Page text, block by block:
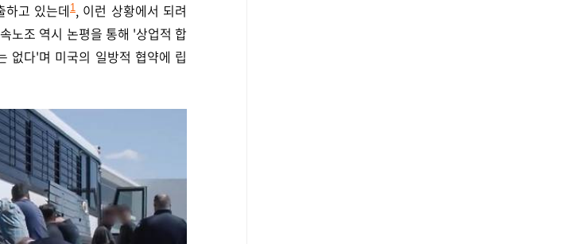
하고 있는데1, 이런 상황에서 되려
노조 역시 논평을 통해 '상업적 합
없다'며 미국의 일방적 협약에 립